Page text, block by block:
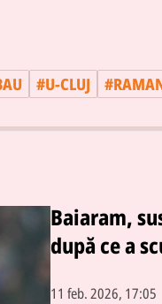
#U-CLUJ #
Baiaram,
după ce a
11 feb. 2026, 17:05